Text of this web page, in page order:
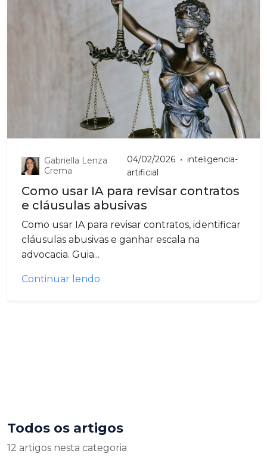
Gabriella Lenza
Crema
04/02/2026 • inteligencia-
artificial
Como usar IA para revisar contratos
e cláusulas abusivas
Como usar IA para revisar contratos, identificar
cláusulas abusivas e ganhar escala na
advocacia. Guia...
Continuar lendo
Todos os artigos
12 artigos nesta categoria